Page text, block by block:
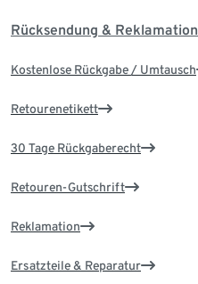
Rücksendung & Reklamation
Kostenlose Rückgabe / Umtausch
Retourenetikett
30 Tage Rückgaberecht
Retouren-Gutschrift
Reklamation
Ersatzteile & Reparatur